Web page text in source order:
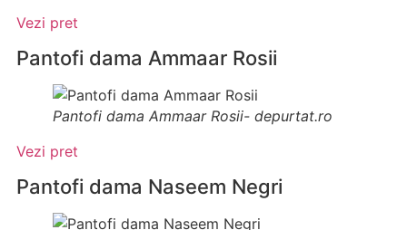
Vezi pret
Pantofi dama Ammaar Rosii
Pantofi dama Ammaar Rosii- depurtat.ro
Vezi pret
Pantofi dama Naseem Negri